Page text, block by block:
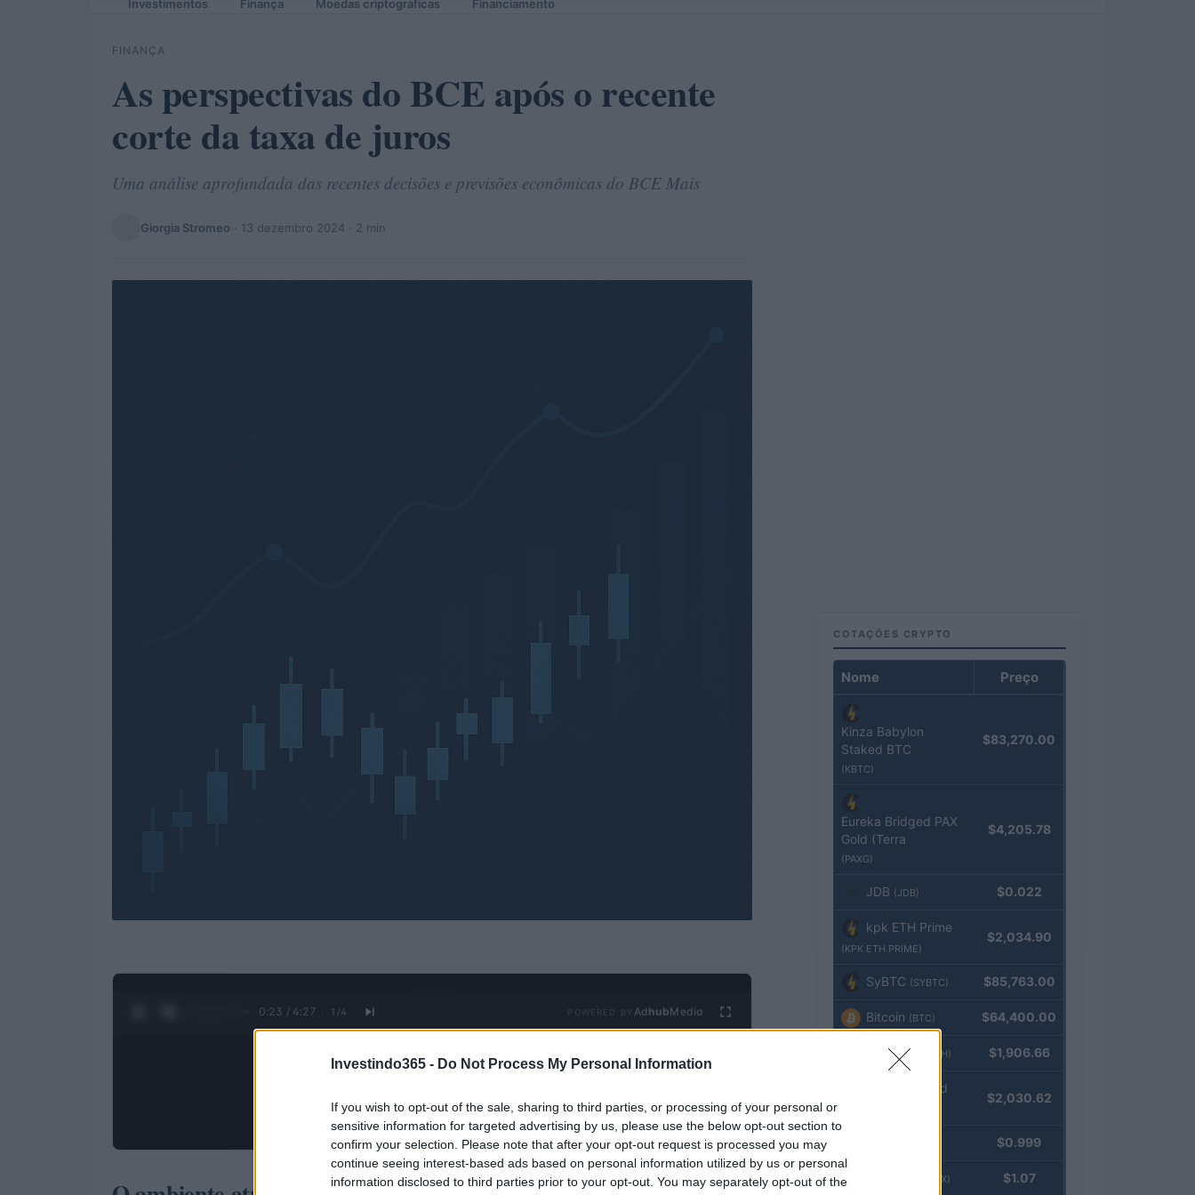
Investindo365 - Do Not Process My Personal Information
If you wish to opt-out of the sale, sharing to third parties, or processing of your personal or
sensitive information for targeted advertising by us, please use the below opt-out section to
confirm your selection. Please note that after your opt-out request is processed you may
continue seeing interest-based ads based on personal information utilized by us or personal
information disclosed to third parties prior to your opt-out. You may separately opt-out of the
Investimentos Finança Moedas criptográficas Financiamento
FINANÇA
As perspectivas do BCE após o recente
corte da taxa de juros
Uma análise aprofundada das recentes decisões e previsões econômicas do BCE Mais
Giorgia Stromeo · 13 dezembro 2024 · 2 min
0:25 / 4:27 1 /4 Ad hubMedia
COTAÇÕES CRYPTO
Nome Preço
Kinza Babylon
Staked BTC
(KBTC)
$83,270.00
Eureka Bridged PAX
Gold (Terra
(PAXG)
$4,205.78
JDB (JDB) $0.022
kpk ETH Prime
(KPK ETH PRIME)
$2,034.90
SyBTC (SYBTC) $85,763.00
Bitcoin (BTC) $64,400.00
Ethereum (ETH) $1,906.66
kpk ETH Yield
$2,030.62
$0.999
(USDEX) $1.07